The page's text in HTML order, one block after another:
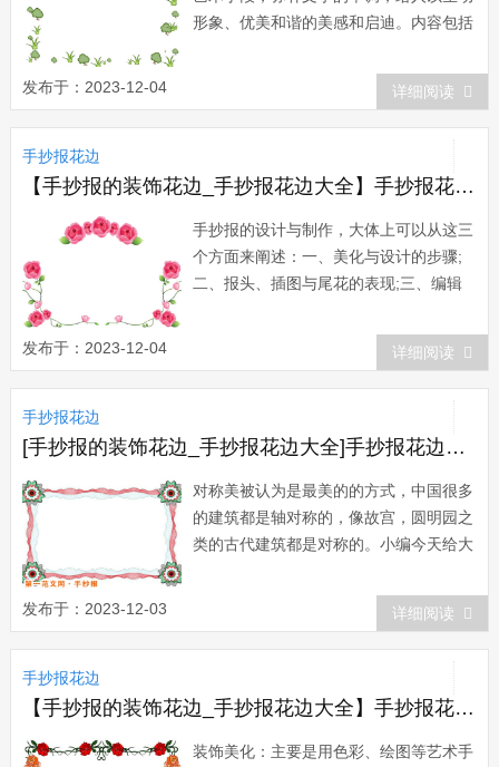
形象、优美和谐的美感和启迪。内容包括
用等。可以根据文章的内容，画一个能说
明一个情节的画面，这种形式与文章内容
紧密联系;还可以采用与文章内容毫无联
系的图案，如花鸟、山水等，这是纯粹为
了美化而...
发布于：2023-12-04 详细阅读
手抄报花边
【手抄报的装饰花边_手抄报花边大全】手抄报花边：花边制作和设计
手抄报的设计与制作，大体上可以从这三
个方面来阐述：一、美化与设计的步骤;
二、报头、插图与尾花的表现;三、编辑
报的美化与设计涉及的范围主要有：版面
设计与报头、题花、插图、尾花和花边设
计等。1、版面设计版面设计是出好手抄
报的重要环节。要设计好版面，须注意以
下几点：...
发布于：2023-12-04 详细阅读
手抄报花边
[手抄报的装饰花边_手抄报花边大全]手抄报花边：对称花边
对称美被认为是最美的的方式，中国很多
的建筑都是轴对称的，像故宫，圆明园之
类的古代建筑都是对称的。小编今天给大
画在手抄报上面，正好四个花可以画在手
抄报的四个角上。下面我们就一起来欣赏
下手抄报花边简单又好看。在日常生活中
发布于：2023-12-03 详细阅读
手抄报花边
【手抄报的装饰花边_手抄报花边大全】手抄报花边：手抄报版图
装饰美化：主要是用色彩、绘图等艺术手